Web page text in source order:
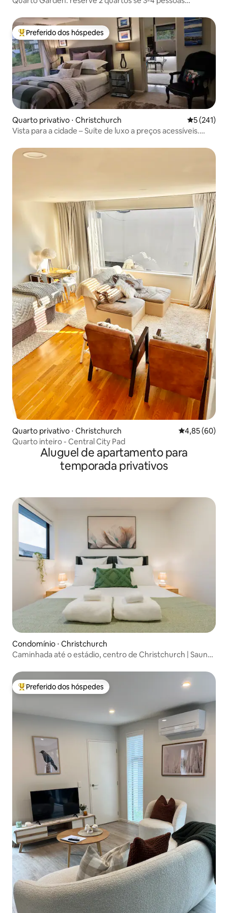
Entre os melhores preferidos dos hóspedes
Preferido dos hóspedes
Quarto privativo ⋅ Christchurch 5 de uma
5 (241)
Vista para a cidade – Suíte de luxo a preços acessíveis.
Quarto privativo ⋅ Christchurch 4,85 de uma
4,85 (60)
Quarto inteiro - Central City Pad
Aluguel de apartamento para
temporada privativos
Condomínio ⋅ Christchurch
Caminhada até o estádio, centro de Christchurch | Sauna,
Entre os melhores preferidos dos hóspedes
Preferido dos hóspedes